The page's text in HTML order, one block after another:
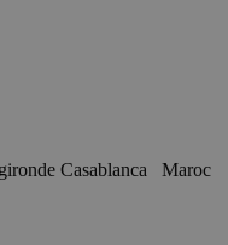
Casablanca Maroc